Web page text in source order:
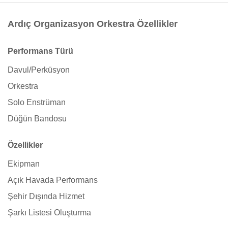
Ardıç Organizasyon Orkestra Özellikler
Performans Türü
Davul/Perküsyon
Orkestra
Solo Enstrüman
Düğün Bandosu
Özellikler
Ekipman
Açık Havada Performans
Şehir Dışında Hizmet
Şarkı Listesi Oluşturma